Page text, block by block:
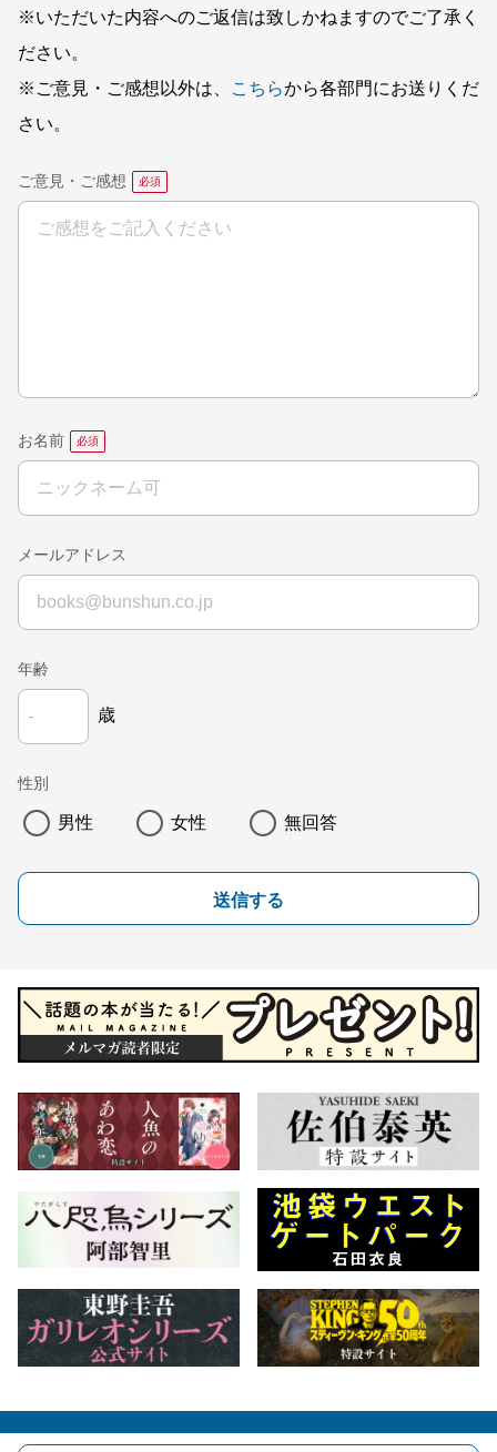
※いただいた内容へのご返信は致しかねますのでご了承く
ださい。
※ご意見・ご感想以外は、
こちらから各部門にお送りくだ
さい。
ご意見・ご感想
お名前
メールアドレス
年齢
歳
性別
男性 女性 無回答
送信する
会社概要 自費出版のご案内 お問合せ